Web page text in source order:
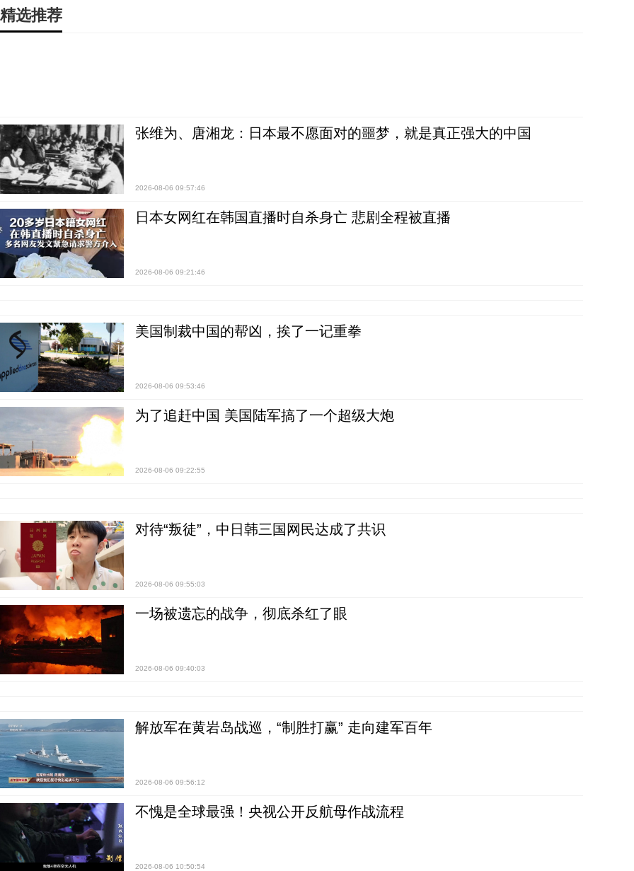
精选推荐
张维为、唐湘龙：日本最不愿面对的噩梦，就是真正强大的中国
2026-08-06 09:57:46
日本女网红在韩国直播时自杀身亡 悲剧全程被直播
2026-08-06 09:21:46
美国制裁中国的帮凶，挨了一记重拳
2026-08-06 09:53:46
为了追赶中国 美国陆军搞了一个超级大炮
2026-08-06 09:22:55
对待“叛徒”，中日韩三国网民达成了共识
2026-08-06 09:55:03
一场被遗忘的战争，彻底杀红了眼
2026-08-06 09:40:03
解放军在黄岩岛战巡，“制胜打赢” 走向建军百年
2026-08-06 09:56:12
不愧是全球最强！央视公开反航母作战流程
2026-08-06 10:50:54